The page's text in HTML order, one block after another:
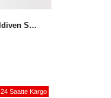
Bayan Dokunmatik Ekran Eldiven Spydee 3310
24 Saatte Kargo